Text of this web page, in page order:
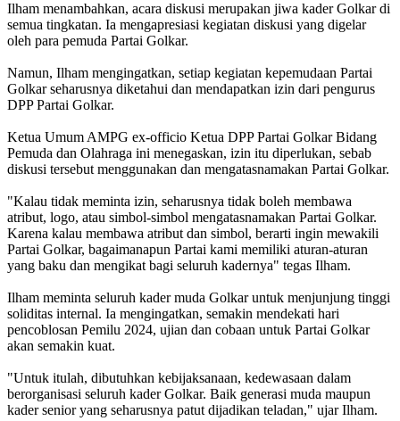
Ilham menambahkan, acara diskusi merupakan jiwa kader Golkar di
semua tingkatan. Ia mengapresiasi kegiatan diskusi yang digelar
oleh para pemuda Partai Golkar.
Namun, Ilham mengingatkan, setiap kegiatan kepemudaan Partai
Golkar seharusnya diketahui dan mendapatkan izin dari pengurus
DPP Partai Golkar.
Ketua Umum AMPG ex-officio Ketua DPP Partai Golkar Bidang
Pemuda dan Olahraga ini menegaskan, izin itu diperlukan, sebab
diskusi tersebut menggunakan dan mengatasnamakan Partai Golkar.
"Kalau tidak meminta izin, seharusnya tidak boleh membawa
atribut, logo, atau simbol-simbol mengatasnamakan Partai Golkar.
Karena kalau membawa atribut dan simbol, berarti ingin mewakili
Partai Golkar, bagaimanapun Partai kami memiliki aturan-aturan
yang baku dan mengikat bagi seluruh kadernya" tegas Ilham.
Ilham meminta seluruh kader muda Golkar untuk menjunjung tinggi
soliditas internal. Ia mengingatkan, semakin mendekati hari
pencoblosan Pemilu 2024, ujian dan cobaan untuk Partai Golkar
akan semakin kuat.
"Untuk itulah, dibutuhkan kebijaksanaan, kedewasaan dalam
berorganisasi seluruh kader Golkar. Baik generasi muda maupun
kader senior yang seharusnya patut dijadikan teladan," ujar Ilham.